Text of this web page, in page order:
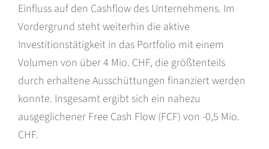
Einfluss auf den Cashflow des Unternehmens. Im
Vordergrund steht weiterhin die aktive
Investitionstätigkeit in das Portfolio mit einem
Volumen von über 4 Mio. CHF, die größtenteils
durch erhaltene Ausschüttungen finanziert werden
konnte. Insgesamt ergibt sich ein nahezu
ausgeglichener Free Cash Flow (FCF) von -0,5 Mio.
CHF.